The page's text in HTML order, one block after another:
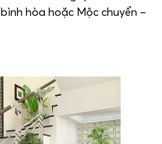
hòa hoặc Mộc chuyển –